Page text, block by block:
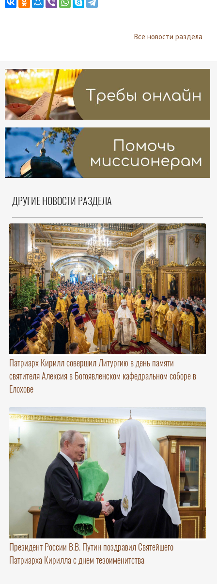
Все новости раздела
ДРУГИЕ НОВОСТИ РАЗДЕЛА
Патриарх Кирилл совершил Литургию в день памяти
святителя Алексия в Богоявленском кафедральном соборе в
Елохове
Президент России В.В. Путин поздравил Святейшего
Патриарха Кирилла с днем тезоименитства